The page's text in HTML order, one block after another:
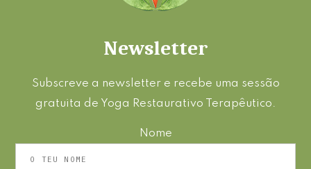
Newsletter
Subscreve a newsletter e recebe uma sessão
gratuita de Yoga Restaurativo Terapêutico.
Nome